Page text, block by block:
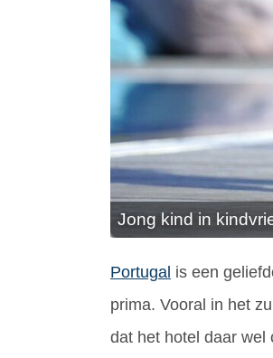
Jong kind in
Portugal is een
prima. Vooral in het
dat het hotel daar wel